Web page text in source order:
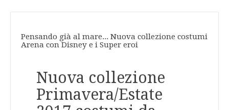
Pensando già al mare... Nuova collezione costumi
Arena con Disney e i Super eroi
Nuova collezione
Primavera/Estate